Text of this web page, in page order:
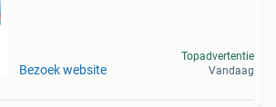
Bezoek website
Topadvertentie
Vandaag